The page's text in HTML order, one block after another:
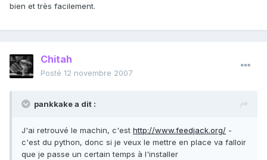
bien et très facilement.
Chitah
Posté 12 novembre 2007
pankkake a dit :
J'ai retrouvé le machin, c'est http://www.feedjack.org/ -
c'est du python, donc si je veux le mettre en place va falloir
que je passe un certain temps à l'installer